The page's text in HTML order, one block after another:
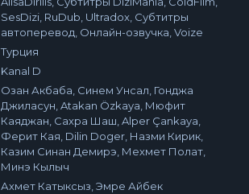
SesDizi, RuDub, Ultradox, Субтитры
автоперевод, Онлайн-озвучка, Voize
Турция
Kanal D
Озан Акбаба, Синем Унсал, Гонджа
Джиласун, Atakan Özkaya, Мюфит
Каяджан, Сахра Шаш, Alper Çankaya,
Ферит Кая, Dilin Doger, Назми Кирик,
Казим Синан Демирэ, Мехмет Полат,
Минэ Кылыч
Ахмет Катыксыз, Эмре Айбек